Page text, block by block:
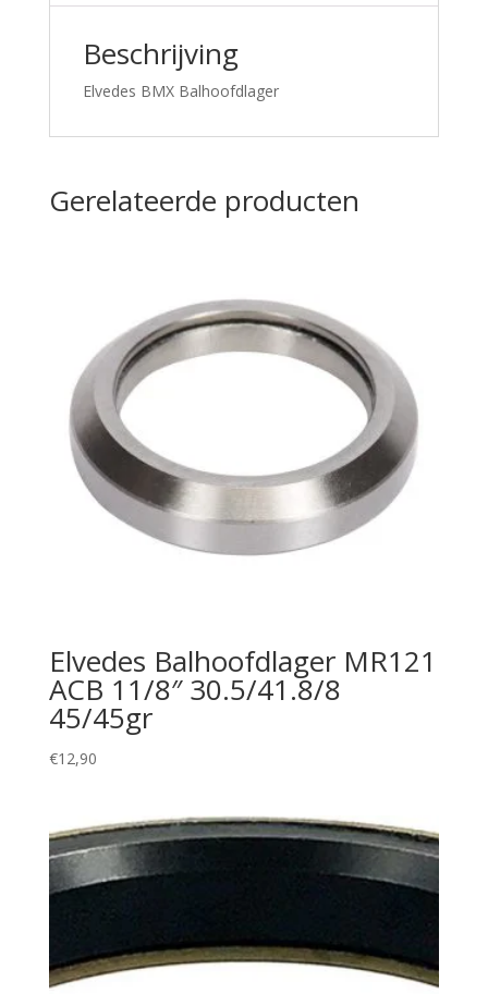
Beschrijving
Elvedes BMX Balhoofdlager
Gerelateerde producten
Elvedes Balhoofdlager MR121
ACB 11/8″ 30.5/41.8/8
45/45gr
€12,90